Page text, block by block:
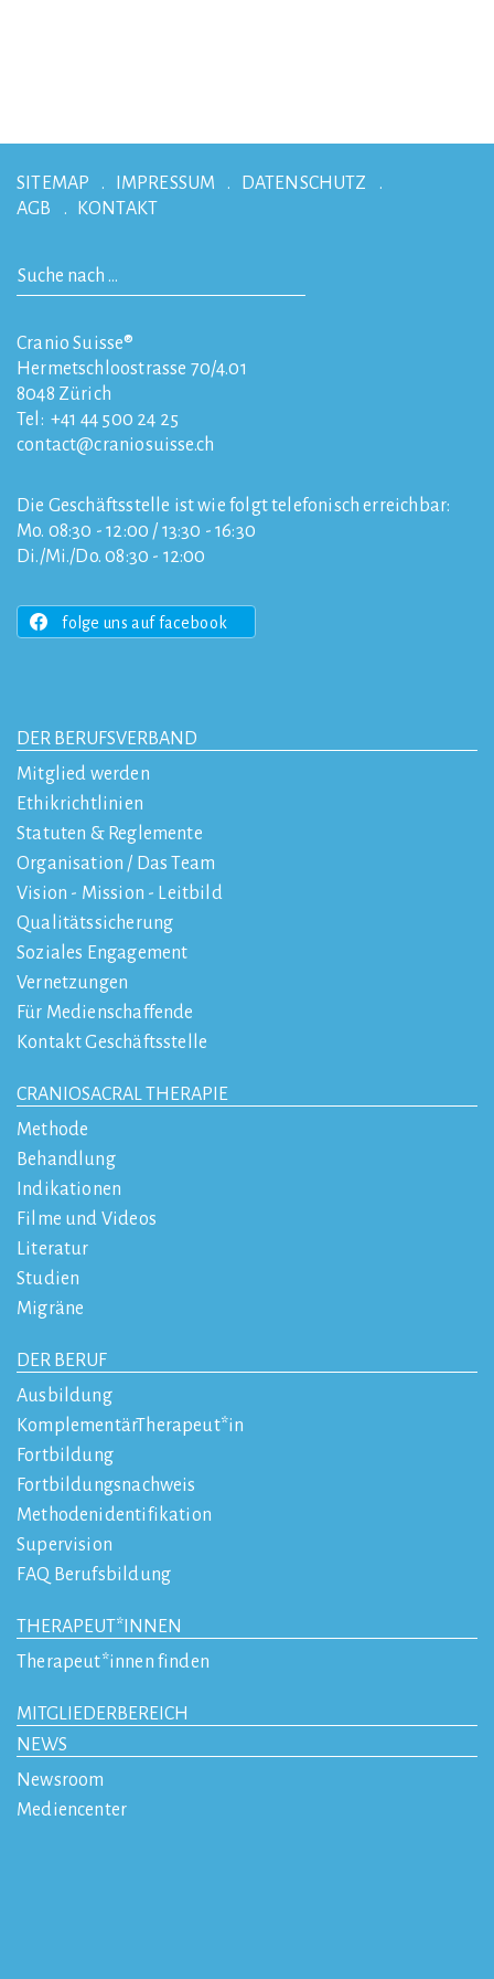
SITEMAP IMPRESSUM
DATENSCHUTZ
AGB
KONTAKT
Cranio Suisse®
Hermetschloostrasse 70/4.01
8048 Zürich
Tel: +41 44 500 24 25
contact
craniosuisse.ch
Die Geschäftsstelle ist wie folgt telefonisch erreichbar:
Mo. 08:30 - 12:00 / 13:30 - 16:30
Di./Mi./Do. 08:30 - 12:00
folge uns auf facebook
DER BERUFSVERBAND
Mitglied werden
Ethikrichtlinien
Statuten & Reglemente
Organisation / Das Team
Vision - Mission - Leitbild
Qualitätssicherung
Soziales Engagement
Vernetzungen
Für Medienschaffende
Kontakt Geschäftsstelle
CRANIOSACRAL THERAPIE
Methode
Behandlung
Indikationen
Filme und Videos
Literatur
Studien
Migräne
DER BERUF
Ausbildung
KomplementärTherapeut*in
Fortbildung
Fortbildungsnachweis
Methodenidentifikation
Supervision
FAQ Berufsbildung
THERAPEUT*INNEN
Therapeut*innen finden
MITGLIEDERBEREICH
NEWS
Newsroom
Mediencenter